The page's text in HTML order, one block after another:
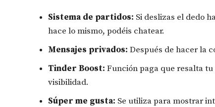
Sistema de partidos: Si deslizas el dedo
hace lo mismo, podéis chatear.
Mensajes privados: Después de hacer la
Tinder Boost: Función paga que resalta
visibilidad.
Súper me gusta: Se utiliza para mostrar